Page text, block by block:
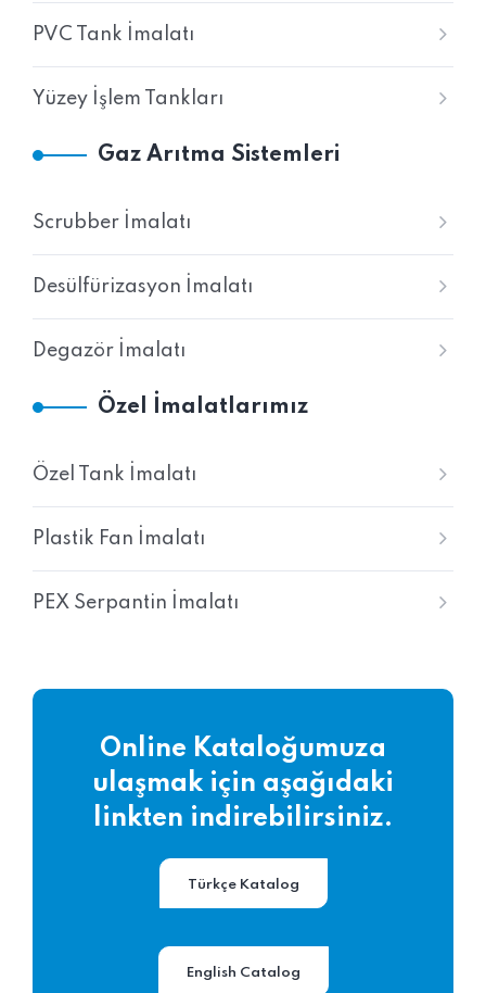
PVC Tank İmalatı
Yüzey İşlem Tankları
Gaz Arıtma Sistemleri
Scrubber İmalatı
Desülfürizasyon İmalatı
Degazör İmalatı
Özel İmalatlarımız
Özel Tank İmalatı
Plastik Fan İmalatı
PEX Serpantin İmalatı
Online Kataloğumuza
ulaşmak için aşağıdaki
linkten indirebilirsiniz.
Türkçe Katalog
English Catalog